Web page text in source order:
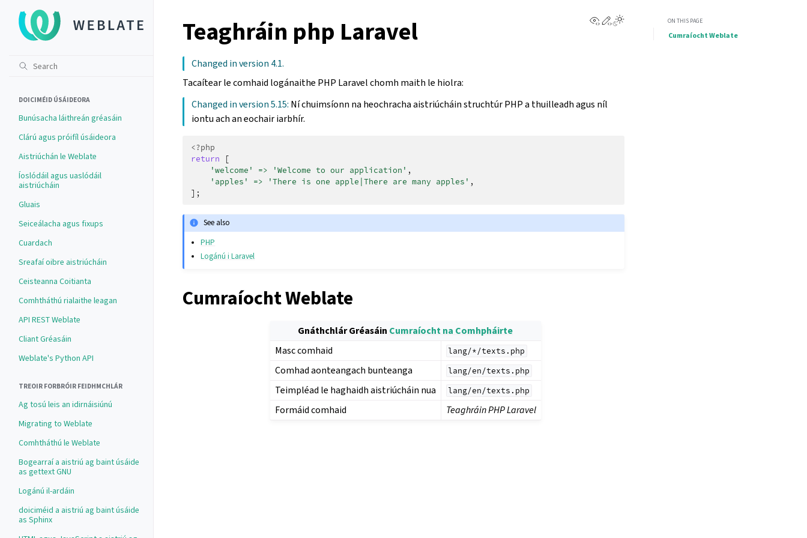
DOICIMÉID ÚSÁIDEORA
Bunúsacha láithreán gréasáin
Clárú agus próifíl úsáideora
Aistriúchán le Weblate
Íoslódáil agus uaslódáil
aistriúcháin
Gluais
Seiceálacha agus fixups
Cuardach
Sreafaí oibre aistriúcháin
Ceisteanna Coitianta
Comhtháthú rialaithe leagan
API REST Weblate
Cliant Gréasáin
Weblate's Python API
TREOIR FORBRÓIR FEIDHMCHLÁR
Ag tosú leis an idirnáisiúnú
Migrating to Weblate
Comhtháthú le Weblate
Bogearraí a aistriú ag baint úsáide
as gettext GNU
Logánú il-ardáin
doiciméid a aistriú ag baint úsáide
as Sphinx
View this page
Edit this page
Teaghráin php Laravel
Changed in version 4.1.
Tacaítear le comhaid logánaithe PHP Laravel chomh maith le hiolra:
Changed in version 5.15: Ní chuimsíonn na heochracha aistriúcháin struchtúr PHP a thuilleadh agus níl
iontu ach an eochair iarbhír.
<?php
return
[
'welcome'
=> 'Welcome to our application' ,
'apples'
=> 'There is one apple|There are many apples' ,
];
See also
PHP
Logánú i Laravel
Cumraíocht Weblate
Gnáthchlár Gréasáin Cumraíocht na Comhpháirte
Masc comhaid
lang/*/texts.php
Comhad aonteangach bunteanga lang/en/texts.php
Teimpléad le haghaidh aistriúcháin nua lang/en/texts.php
Formáid comhaid Teaghráin PHP Laravel
ON THIS PAGE
Cumraíocht Weblate